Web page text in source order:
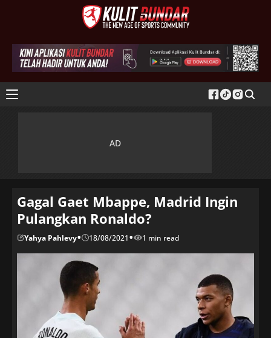
Gagal Gaet Mbappe, Madrid Ingin
Pulangkan Ronaldo?
Yahya Pahlevy• 18/08/2021• 1 min read